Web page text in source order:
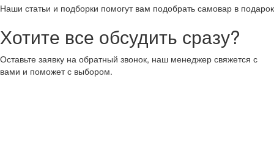
Наши статьи и подборки помогут вам подобрать самовар в подарок
Хотите все обсудить сразу?
Оставьте заявку на обратный звонок, наш менеджер свяжется с
вами и поможет с выбором.